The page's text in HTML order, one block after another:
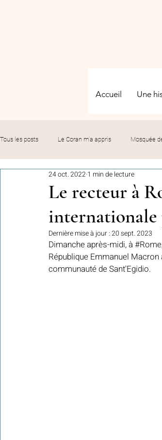
Accueil Une
Tous les posts Le Coran m’a appris Mosquée
Evénements Solidarité Formation
commémorations Hommage
Colonies de vacances Algérie 2024 ​​Focus sur
Le recteur à
internationale
24 oct. 20221 min de lecture
Dernière mise à jour :20 sept. 2023
Dimanche après-midi, à #Rome
République Emmanuel Macron
communauté de Sant'Egidio.